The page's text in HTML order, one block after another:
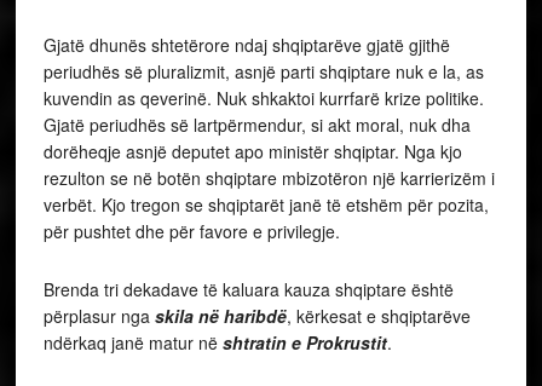
Gjatë dhunës shtetërore ndaj shqiptarëve gjatë gjithë
periudhës së pluralizmit, asnjë parti shqiptare nuk e la, as
kuvendin as qeverinë. Nuk shkaktoi kurrfarë krize politike.
Gjatë periudhës së lartpërmendur, si akt moral, nuk dha
dorëheqje asnjë deputet apo ministër shqiptar. Nga kjo
rezulton se në botën shqiptare mbizotëron një karrierizëm i
verbët. Kjo tregon se shqiptarët janë të etshëm për pozita,
për pushtet dhe për favore e privilegje.
Brenda tri dekadave të kaluara kauza shqiptare është
përplasur nga skila në haribdë, kërkesat e shqiptarëve
ndërkaq janë matur në shtratin e Prokrustit.